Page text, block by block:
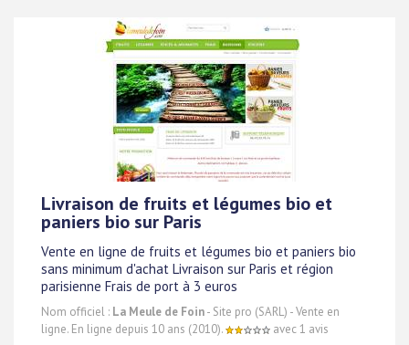
Livraison de fruits et légumes bio et
paniers bio sur Paris
Vente en ligne de fruits et légumes bio et paniers bio
sans minimum d'achat Livraison sur Paris et région
parisienne Frais de port à 3 euros
Nom officiel : La Meule de Foin- Site pro (SARL) - Vente en
ligne. En ligne depuis 10 ans (2010).
avec 1 avis